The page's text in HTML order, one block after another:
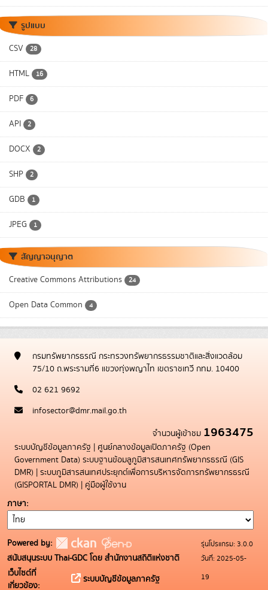
รูปแบบ
CSV 28
HTML 16
PDF 6
API 2
DOCX 2
SHP 2
GDB 1
JPEG 1
สัญญาอนุญาต
Creative Commons Attributions 24
Open Data Common 4
กรมทรัพยากรธรณี กระทรวงทรัพยากรธรรมชาติและสิ่งแวดล้อม
75/10 ถ.พระรามที่6 แขวงทุ่งพญาไท เขตราชเทวี กทม. 10400
02 621 9692
infosector@dmr.mail.go.th
จำนวนผู้เข้าชม 1963475
ระบบบัญชีข้อมูลภาครัฐ | ศูนย์กลางข้อมูลเปิดภาครัฐ (Open
Government Data) ระบบฐานข้อมลูภูมิสารสนเทศทรัพยากรธรณี (GIS
DMR) | ระบบภูมิสารสนเทศประยุกต์เพื่อการบริหารจัดการทรัพยากรธรณี
(GISPORTAL DMR) | คู่มือผู้ใช้งาน
ภาษา
Powered by:
สนับสนุนระบบ Thai-GDC โดย สำนักงานสถิติแห่งชาติ
เว็บไซต์ที่
เกี่ยวข้อง:
ระบบบัญชีข้อมูลภาครัฐ
รุ่นโปรแกรม: 3.0.0
วันที่: 2025-05-
19